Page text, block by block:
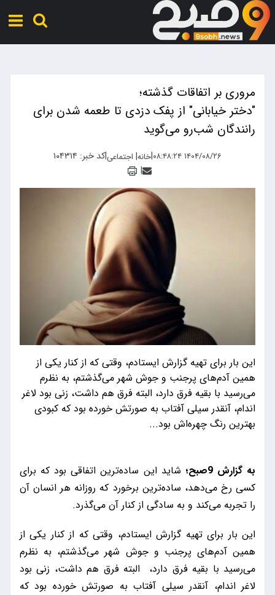
مروری بر اتفاقات گذشته؛
"دختر خیابانی" از پفک دزدی تا طعمه شدن برای
رانندگان شب‌رو می‌گوید
۱۴۰۴/۰۸/۲۶ ۰۸:۴۸:۲۴ |خانه| اجتماعی|کد خبر: ۱۰۴۳۱۴
|
این بار برای تهیه گزارش ایستادم، ‌وقتی که از کنار یکی از
همین آدم‌های پرجنب و جوش شهر می‌گذشتم، به نظرم
می‌رسید با بقیه فرق دارد، البته فرق هم داشت، زنی بود لاغر
اندام، ‌آنقدر سیلی آفتاب به صورتش خورده بود که کبودی
بهترین رنگ چهره‌اش بود...
به گزارش 9صبح؛
شاید این ساده‌ترین اتفاقی بود که برای
کسی رخ می‌دهد، ساده‌ترین برخورد که روزانه هر انسان آن
را تجربه می‌کند و به سادگی از کنار آن می‌گذرد.
این بار برای تهیه گزارش ایستادم، ‌وقتی که از کنار یکی از
همین آدم‌های پرجنب و جوش شهر می‌گذشتم، به نظرم
می‌رسید با بقیه فرق دارد، البته فرق هم داشت، زنی بود
لاغر اندام، ‌آنقدر سیلی آفتاب به صورتش خورده بود که